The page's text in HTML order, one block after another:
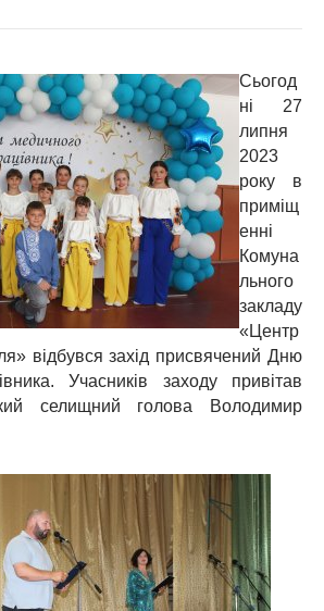
Сьогод
ні 27
липня
2023
року в
приміщ
енні
Комуна
льного
закладу
«Центр
відбувся захід присвячений Дню
Учасників заходу привітав
селищний голова Володимир